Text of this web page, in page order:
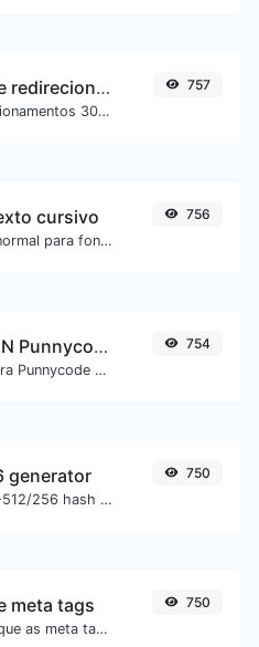
Verificador de redirecionamento de URL
Verifique redirecionamentos 301 e 302 de uma URL específica. Verifica até 10 redirecionamentos.
757
cursivo
Converta texto normal para fonte cursiva.
756
Conversor IDN Punnycode
Converta IDN para Punnycode e vice-versa com facilidade.
754
generator
Generate a SHA-512/256 hash for any string input.
750
meta tags
Obtenha e verifique as meta tags de qualquer site.
750